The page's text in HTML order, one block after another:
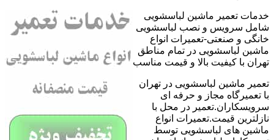
خدمات تعمیر ماشین لباسشویی
شامل سرویس و نصب لباسشویی
خانگی و صنعتی-تعمیرات انواع
ماشین لباسشویی در تمام مناطق
تهران با کیفیت بالا و قیمت مناسب
تعمیر ماشین لباسشویی در تهران
با تعمیرگاه مجاز و حرفه ای
سرویسکاران.تعمیر در محل با
نازلترین قیمت.تعمیرات انواع
ماشین های لباسشویی توسط